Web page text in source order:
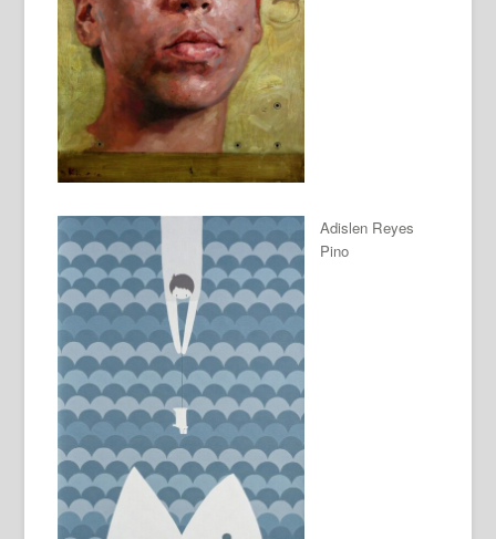
Adislen Reyes
Pino